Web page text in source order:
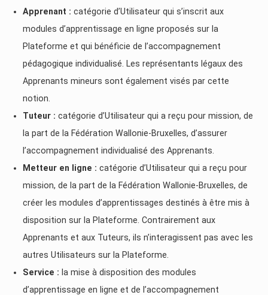
Apprenant : catégorie d’Utilisateur qui s’inscrit aux
modules d’apprentissage en ligne proposés sur la
Plateforme et qui bénéficie de l’accompagnement
pédagogique individualisé. Les représentants légaux des
Apprenants mineurs sont également visés par cette
notion.
Tuteur : catégorie d’Utilisateur qui a reçu pour mission, de
la part de la Fédération Wallonie-Bruxelles, d’assurer
l’accompagnement individualisé des Apprenants.
Metteur en ligne : catégorie d’Utilisateur qui a reçu pour
mission, de la part de la Fédération Wallonie-Bruxelles, de
créer les modules d’apprentissages destinés à être mis à
disposition sur la Plateforme. Contrairement aux
Apprenants et aux Tuteurs, ils n’interagissent pas avec les
autres Utilisateurs sur la Plateforme.
Service : la mise à disposition des modules
d’apprentissage en ligne et de l’accompagnement